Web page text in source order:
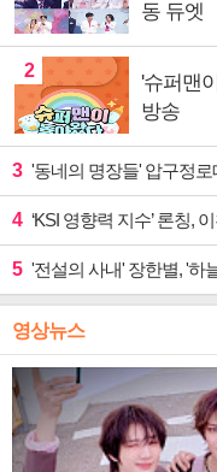
동 듀엣
2
'슈퍼맨
방송
3 '동네의 명장들' 압구정로데
4 ‘KSI 영향력 지수’ 론칭,
5 '전설의 사내' 장한별, '하
영상뉴스